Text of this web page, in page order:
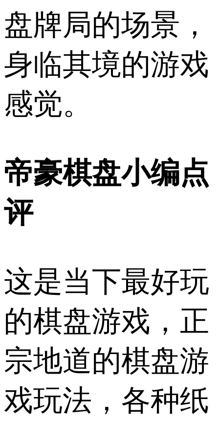
盘牌局的场景，
身临其境的游戏
感觉。
帝豪棋盘小编点
评
这是当下最好玩
的棋盘游戏，正
宗地道的棋盘游
戏玩法，各种纸